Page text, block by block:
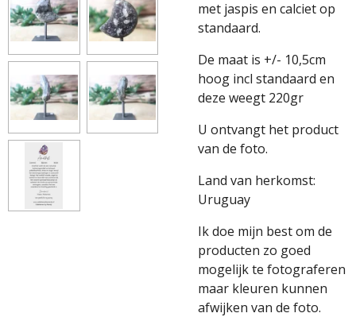
met jaspis en calciet op
standaard.
De maat is +/- 10,5cm
hoog incl standaard en
deze weegt 220gr
U ontvangt het product
van de foto.
Land van herkomst:
Uruguay
Ik doe mijn best om de
producten zo goed
mogelijk te fotograferen
maar kleuren kunnen
afwijken van de foto.